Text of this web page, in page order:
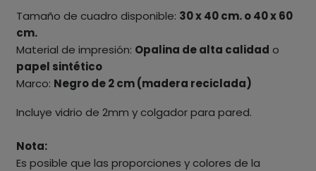
Tamaño de cuadro disponible: 30 x 40 cm. o 40 x 60
cm.
Material de impresión: Opalina de alta calidad o
papel sintético
Marco: Negro de 2 cm (madera reciclada)
Incluye vidrio de 2mm y colgador para pared.
Nota:
Es posible que las proporciones y colores de la